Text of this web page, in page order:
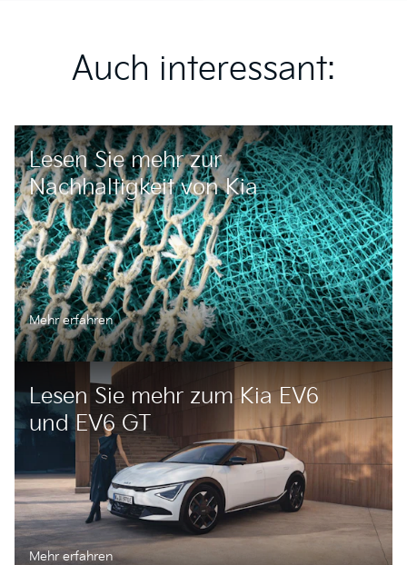
Auch interessant:
Lesen Sie mehr zur
Nachhaltigkeit von Kia
Mehr erfahren
Lesen Sie mehr zum Kia EV6
und EV6 GT
Mehr erfahren